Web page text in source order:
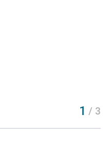
1 / 3